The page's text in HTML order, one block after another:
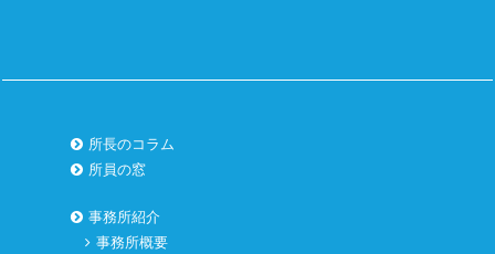
所長のコラム
所員の窓
事務所紹介
事務所概要